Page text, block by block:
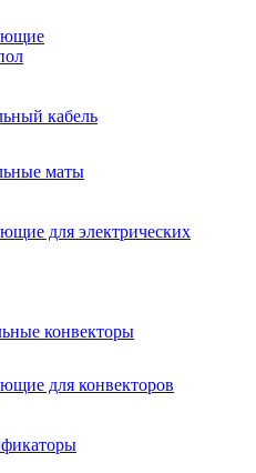
кабель
маты
для электрических
конвекторы
для конвекторов